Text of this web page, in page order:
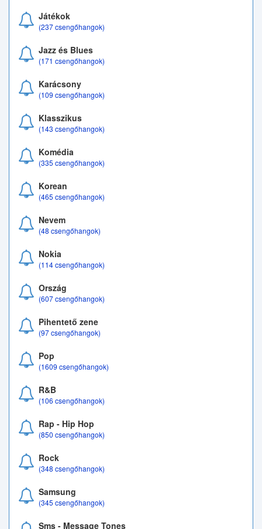
Játékok
(237 csengőhangok)
Jazz és Blues
(171 csengőhangok)
Karácsony
(109 csengőhangok)
Klasszikus
(143 csengőhangok)
Komédia
(335 csengőhangok)
Korean
(465 csengőhangok)
Nevem
(48 csengőhangok)
Nokia
(114 csengőhangok)
Ország
(607 csengőhangok)
Pihentető zene
(97 csengőhangok)
Pop
(1609 csengőhangok)
R&B
(106 csengőhangok)
Rap - Hip Hop
(850 csengőhangok)
Rock
(348 csengőhangok)
Samsung
(345 csengőhangok)
Sms - Message Tones